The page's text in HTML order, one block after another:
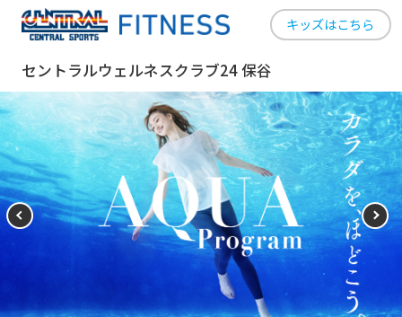
キッズはこちら
セントラルウェルネスクラブ24 保谷